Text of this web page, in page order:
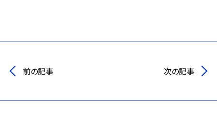
前の記事 次の記事